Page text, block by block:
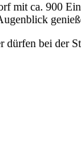
mit ca. 900
bei der